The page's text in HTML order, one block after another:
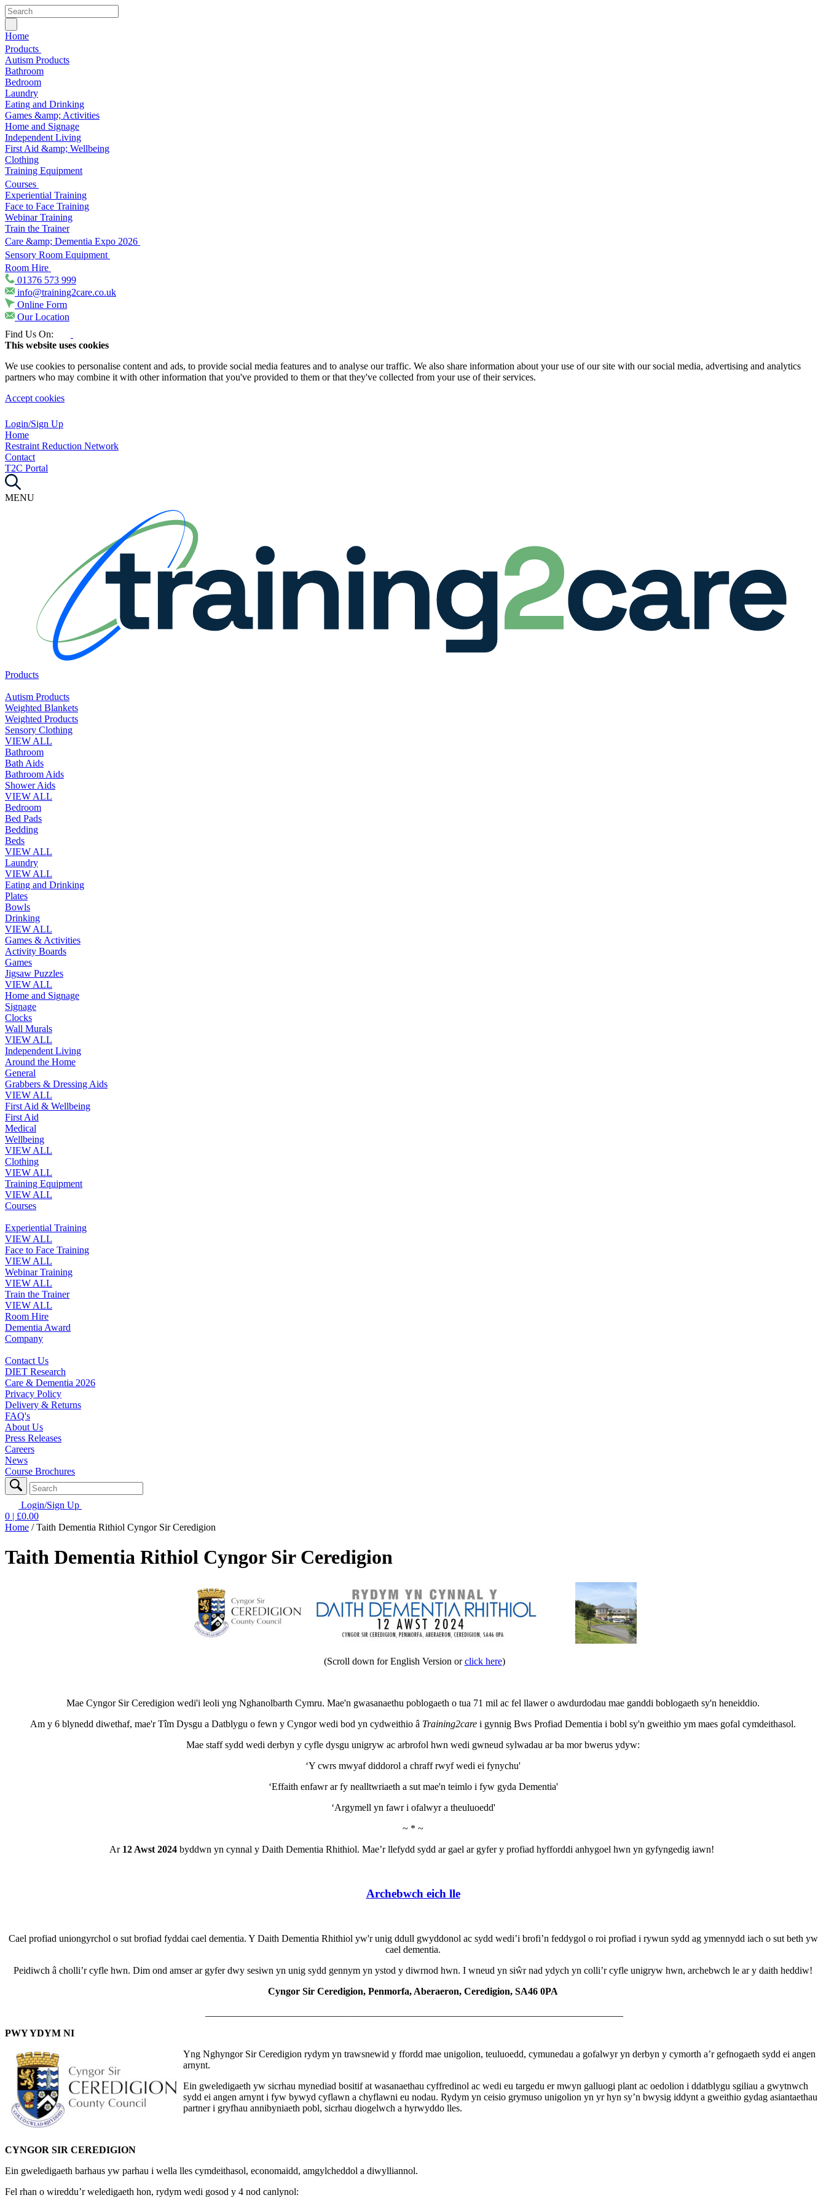
Home
Products
Autism Products
Bathroom
Bedroom
Laundry
Eating and Drinking
Games &amp; Activities
Home and Signage
Independent Living
First Aid &amp; Wellbeing
Clothing
Training Equipment
Courses
Experiential Training
Face to Face Training
Webinar Training
Train the Trainer
Care &amp; Dementia Expo 2026
Sensory Room Equipment
Room Hire
01376 573 999
info@training2care.co.uk
Online Form
Our Location
Find Us On:
This website uses cookies
We use cookies to personalise content and ads, to provide social media features and to analyse our traffic. We also share information about your use of our site with our social media, advertising and analytics
partners who may combine it with other information that you've provided to them or that they've collected from your use of their services.
Accept cookies
Login/Sign Up
Home
Restraint Reduction Network
Contact
T2C Portal
MENU
Products
Autism Products
Weighted Blankets
Weighted Products
Sensory Clothing
VIEW ALL
Bathroom
Bath Aids
Bathroom Aids
Shower Aids
VIEW ALL
Bedroom
Bed Pads
Bedding
Beds
VIEW ALL
Laundry
VIEW ALL
Eating and Drinking
Plates
Bowls
Drinking
VIEW ALL
Games & Activities
Activity Boards
Games
Jigsaw Puzzles
VIEW ALL
Home and Signage
Signage
Clocks
Wall Murals
VIEW ALL
Independent Living
Around the Home
General
Grabbers & Dressing Aids
VIEW ALL
First Aid & Wellbeing
First Aid
Medical
Wellbeing
VIEW ALL
Clothing
VIEW ALL
Training Equipment
VIEW ALL
Courses
Experiential Training
VIEW ALL
Face to Face Training
VIEW ALL
Webinar Training
VIEW ALL
Train the Trainer
VIEW ALL
Room Hire
Dementia Award
Company
Contact Us
DIET Research
Care & Dementia 2026
Privacy Policy
Delivery & Returns
FAQ's
About Us
Press Releases
Careers
News
Course Brochures
Login/Sign Up
0 | £0.00
Home /Taith Dementia Rithiol Cyngor Sir Ceredigion
Taith Dementia Rithiol Cyngor Sir Ceredigion
(Scroll down for English Version orclick here)
Mae Cyngor Sir Ceredigion wedi'i leoli yng Nghanolbarth Cymru. Mae'n gwasanaethu poblogaeth o tua 71 mil ac fel llawer o awdurdodau mae ganddi boblogaeth sy'n heneiddio.
Am y 6 blynedd diwethaf, mae'r Tîm Dysgu a Datblygu o fewn y Cyngor wedi bod yn cydweithio â Training2care i gynnig Bws Profiad Dementia i bobl sy'n gweithio ym maes gofal cymdeithasol.
Mae staff sydd wedi derbyn y cyfle dysgu unigryw ac arbrofol hwn wedi gwneud sylwadau ar ba mor bwerus ydyw:
‘Y cwrs mwyaf diddorol a chraff rwyf wedi ei fynychu'
‘Effaith enfawr ar fy nealltwriaeth a sut mae'n teimlo i fyw gyda Dementia'
‘Argymell yn fawr i ofalwyr a theuluoedd'
~ * ~
Ar 12 Awst 2024 byddwn yn cynnal y Daith Dementia Rhithiol. Mae’r llefydd sydd ar gael ar gyfer y profiad hyfforddi anhygoel hwn yn gyfyngedig iawn!
Archebwch eich lle
Cael profiad uniongyrchol o sut brofiad fyddai cael dementia. Y Daith Dementia Rhithiol yw'r unig ddull gwyddonol ac sydd wedi’i brofi’n feddygol o roi profiad i rywun sydd ag ymennydd iach o sut beth yw
cael dementia.
Peidiwch â cholli’r cyfle hwn. Dim ond amser ar gyfer dwy sesiwn yn unig sydd gennym yn ystod y diwrnod hwn. I wneud yn siŵr nad ydych yn colli’r cyfle unigryw hwn, archebwch le ar y daith heddiw!
Cyngor Sir Ceredigion, Penmorfa, Aberaeron, Ceredigion, SA46 0PA
PWY YDYM NI
Yng Nghyngor Sir Ceredigion rydym yn trawsnewid y ffordd mae unigolion, teuluoedd, cymunedau a gofalwyr yn derbyn y cymorth a’r gefnogaeth sydd ei angen
arnynt.
Ein gweledigaeth yw sicrhau mynediad bositif at wasanaethau cyffredinol ac wedi eu targedu er mwyn galluogi plant ac oedolion i ddatblygu sgiliau a gwytnwch
sydd ei angen arnynt i fyw bywyd cyflawn a chyflawni eu nodau. Rydym yn ceisio grymuso unigolion yn yr hyn sy’n bwysig iddynt a gweithio gydag asiantaethau
partner i gryfhau annibyniaeth pobl, sicrhau diogelwch a hyrwyddo lles.
CYNGOR SIR CEREDIGION
Ein gweledigaeth barhaus yw parhau i wella lles cymdeithasol, economaidd, amgylcheddol a diwylliannol.
Fel rhan o wireddu’r weledigaeth hon, rydym wedi gosod y 4 nod canlynol: